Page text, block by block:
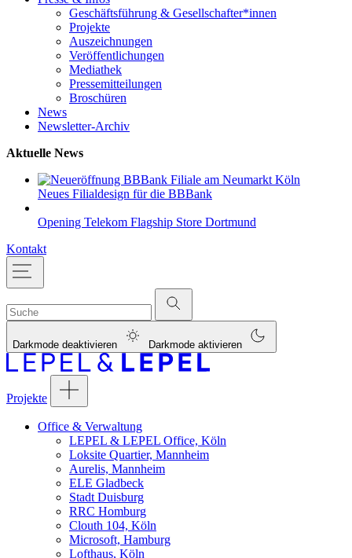
Geschäftsführung & Gesellschafter*innen
Projekte
Auszeichnungen
Veröffentlichungen
Mediathek
Pressemitteilungen
Broschüren
News
Newsletter-Archiv
Aktuelle News
Neues Filialdesign für die BBBank
Opening Telekom Flagship Store Dortmund
Kontakt
Darkmode deaktivieren Darkmode aktivieren
Projekte
Office & Verwaltung
LEPEL & LEPEL Office, Köln
Loksite Quartier, Mannheim
Aurelis, Mannheim
ELE Gladbeck
Stadt Duisburg
RRC Homburg
Clouth 104, Köln
Microsoft, Hamburg
Lofthaus, Köln